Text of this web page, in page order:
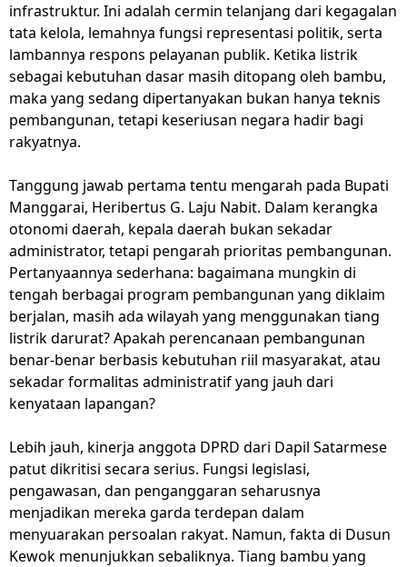
infrastruktur. Ini adalah cermin telanjang dari kegagalan
tata kelola, lemahnya fungsi representasi politik, serta
lambannya respons pelayanan publik. Ketika listrik
sebagai kebutuhan dasar masih ditopang oleh bambu,
maka yang sedang dipertanyakan bukan hanya teknis
pembangunan, tetapi keseriusan negara hadir bagi
rakyatnya.
Tanggung jawab pertama tentu mengarah pada Bupati
Manggarai, Heribertus G. Laju Nabit. Dalam kerangka
otonomi daerah, kepala daerah bukan sekadar
administrator, tetapi pengarah prioritas pembangunan.
Pertanyaannya sederhana: bagaimana mungkin di
tengah berbagai program pembangunan yang diklaim
berjalan, masih ada wilayah yang menggunakan tiang
listrik darurat? Apakah perencanaan pembangunan
benar-benar berbasis kebutuhan riil masyarakat, atau
sekadar formalitas administratif yang jauh dari
kenyataan lapangan?
Lebih jauh, kinerja anggota DPRD dari Dapil Satarmese
patut dikritisi secara serius. Fungsi legislasi,
pengawasan, dan penganggaran seharusnya
menjadikan mereka garda terdepan dalam
menyuarakan persoalan rakyat. Namun, fakta di Dusun
Kewok menunjukkan sebaliknya. Tiang bambu yang